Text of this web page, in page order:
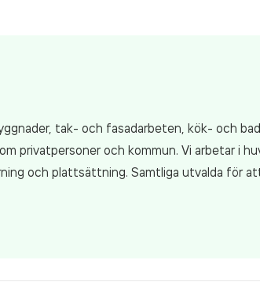
tak- och fasadarbeten, kök- och
privatpersoner och kommun. Vi arbetar i
och plattsättning. Samtliga utvalda för